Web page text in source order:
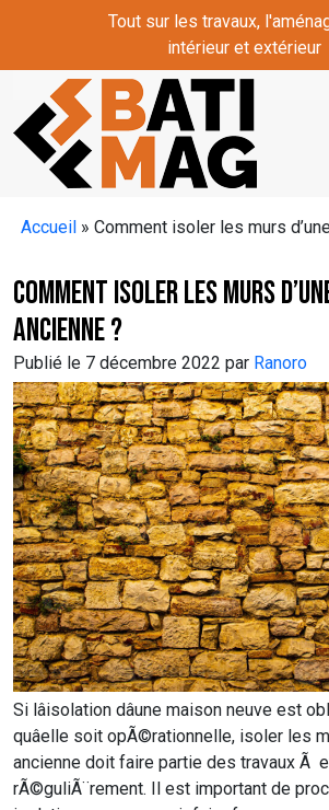
Skip to main contentTout sur les travaux,
intérieur et extérieur
Accueil » Comment isoler les murs
Comment isoler les murs
ancienne ?
Publié le 7 décembre 2022 par Ranoro
Si lâisolation dâune maison neuve est
quâelle soit opÃ©rationnelle, isoler les
ancienne doit faire partie des travaux Ã
rÃ©guliÃ¨rement. Il est important de